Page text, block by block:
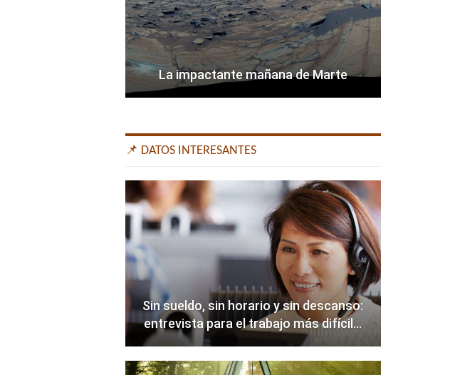
La impactante mañana de Marte
📌 DATOS INTERESANTES
Sin sueldo, sin horario y sin descanso:
entrevista para el trabajo más difícil…